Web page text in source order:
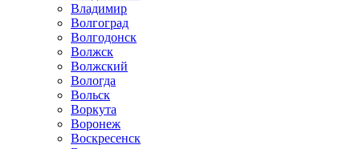
Владимир
Волгоград
Волгодонск
Волжск
Волжский
Вологда
Вольск
Воркута
Воронеж
Воскресенск